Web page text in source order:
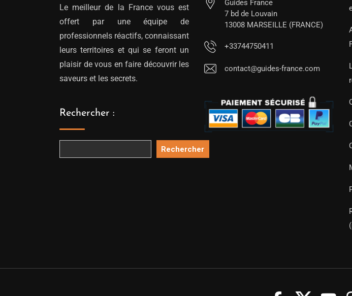
Le meilleur de la France vous est
offert par une équipe de
professionnels réactifs, connaissant
leurs territoires et qui se feront un
plaisir de vous en faire découvrir les
saveurs et les secrets.
Rechercher :
Rechercher
Guides France
7 bd de Louvain
13008 MARSEILLE (FRANCE)
+33744750411
contact@guides-france.com